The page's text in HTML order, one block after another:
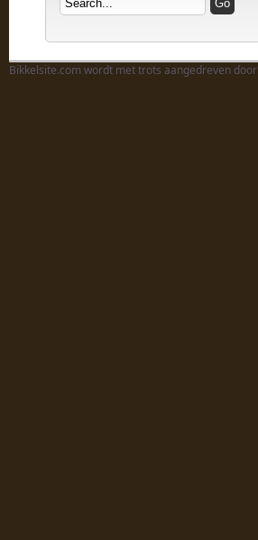
Bikkelsite.com wordt met trots aangedreven door